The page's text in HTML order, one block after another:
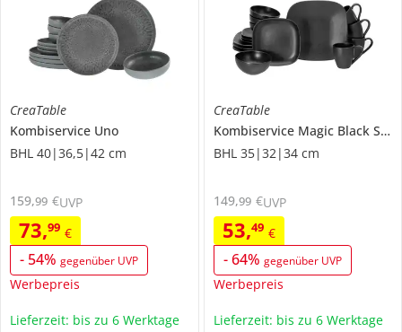
CreaTable
Kombiservice Uno
BHL 40|36,5|42 cm
73,99 €
- 54% gegenüber UVP
Werbepreis
159,99 €UVP
Lieferzeit: bis zu 6 Werktage
CreaTable
Kombiservice Magic Black Square
BHL 35|32|34 cm
53,49 €
-64% gegenüber UVP
Werbepreis
149,99 €UVP
Lieferzeit: bis zu 6 Werktage